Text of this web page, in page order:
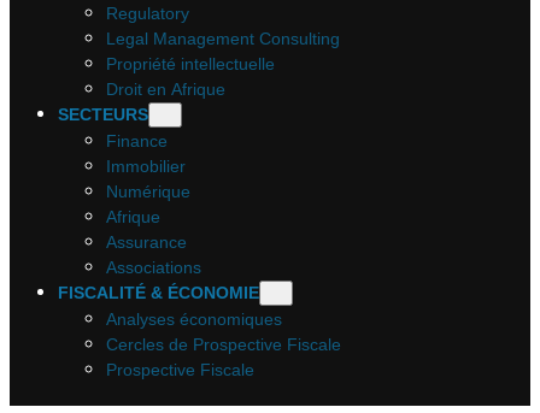
Regulatory
Legal Management Consulting
Propriété intellectuelle
Droit en Afrique
SECTEURS
Finance
Immobilier
Numérique
Afrique
Assurance
Associations
FISCALITÉ & ÉCONOMIE
Analyses économiques
Cercles de Prospective Fiscale
Prospective Fiscale